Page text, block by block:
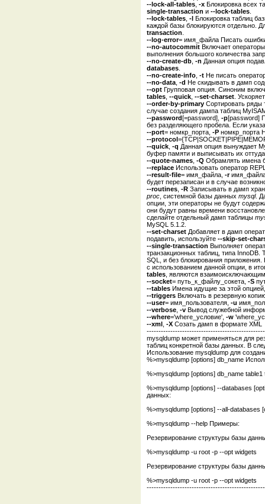
--lock-all-tables -x Блокировка всех
single-transaction и --lock-tables
--lock-tables -l Блокировка таблиц
каждой базы блокируются отдельно.
transaction
--log-error= имя_файла Писать
--no-autocommit Включает
выполнения большого количества
--no-create-db -n Данная опция
databases
--no-create-info -t Не писать
--no-data -d Не скидывать в дамп
--opt Групповая опция. Синоним
tables --quick --set-charset .
--order-by-primary Сортировать ряды
случае создания дампа таблиц
--password[=password], -p[password]
без разделяющего пробела. Если
--port= номкр_порта, -P номкр_порта
--protocol
--quick -q Данная опция вынуждает
буфер памяти и выписывать их
--quote-names -Q Обрамлять имена
--replace Использовать оператор
--result-file= имя_файла, -rимя_файла
будет перезаписан и в случае
--routines -R Записывать в дамп
proc , системной базы данных mysql.
опции, эти операторы не будут
они будут равны времени
сделайте отдельный дамп таблицы
MySQL 5.1.2.
--set-charset Добавляет в дамп
подавить, используйте --skip-set-
--single-transaction Выполняет
транзакционных таблиц, типа
SQL, и без блокирования
с использованием данной опции, в
tables , являются
--socket= путь_к_файлу_сокета, -S
--tables Имена идущие за этой
--triggers Включать в резервную
--user= имя_пользователя, -u
--verbose -v Вывод служебной
--where='where_условие', -w
--xml -X Созать дамп в формате XML
mysqldump может применяться для
таблиц конкретной базы данных. В
Использование mysqldump для
%>mysqldump [options] db_name
%>mysqldump [options] db_name
%>mysqldump [options] --databases
данных:
%>mysqldump [options] --all-databases
%>mysqldump --help Примеры:
Резервирование структуры базы
%>mysqldump -u root -p --opt widgets
Резервирование структуры базы
%>mysqldump -u root -p --opt widgets